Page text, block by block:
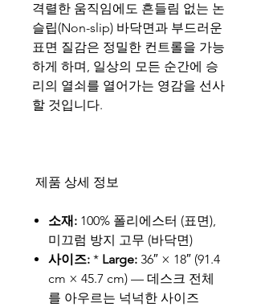
격렬한 움직임에도 흔들림 없는 논
슬립(Non-slip) 바닥면과 부드러운
표면 질감은 정밀한 컨트롤을 가능
하게 하며, 일상의 모든 순간에 승
리의 열쇠를 열어가는 영감을 선사
할 것입니다.
제품 상세 정보
소재: 100% 폴리에스터 (표면),
미끄럼 방지 고무 (바닥면)
사이즈: * Large: 36″ × 18″ (91.4
cm × 45.7 cm) — 데스크 전체
를 아우르는 넉넉한 사이즈